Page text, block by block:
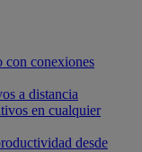
con conexiones
a distancia
en cualquier
desde